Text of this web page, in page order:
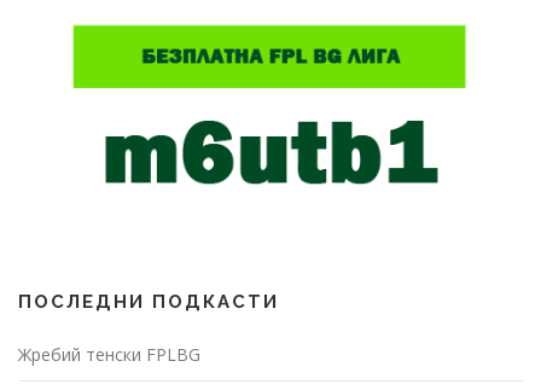
ПОСЛЕДНИ ПОДКАСТИ
Жребий тенски FPLBG